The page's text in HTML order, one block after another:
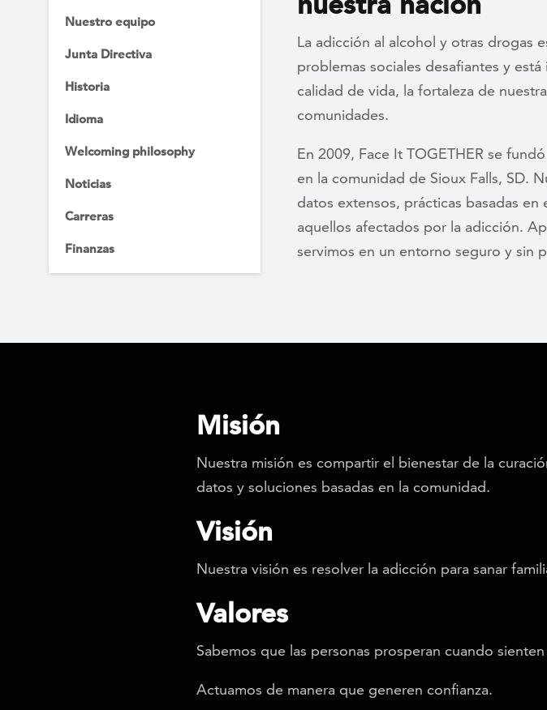
Nuestro equipo
Junta Directiva
Historia
Idioma
Welcoming philosophy
Noticias
Carreras
Finanzas
La adicción al alcohol y otras drogas
problemas sociales desafiantes y
calidad de vida, la fortaleza de
comunidades.
En 2009, Face It TOGETHER se
en la comunidad de Sioux Falls, SD.
datos extensos, prácticas basadas
aquellos afectados por la adicción.
servimos en un entorno seguro y sin
Misión
Nuestra misión es compartir el bienestar de la
datos y soluciones basadas en la comunidad.
Visión
Nuestra visión es resolver la adicción para sanar
Valores
Sabemos que las personas prosperan cuando
Actuamos de manera que generen confianza.